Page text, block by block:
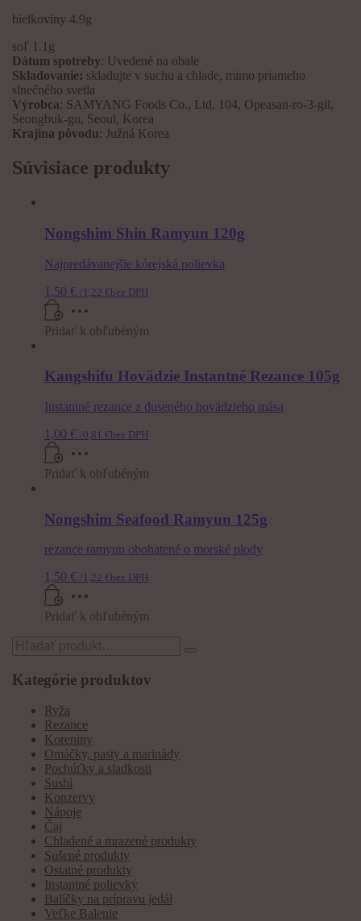
bielkoviny 4.9g
soľ 1.1g
Dátum spotreby: Uvedené na obale
Skladovanie: skladujte v suchu a chlade, mimo priameho
slnečného svetla
Výrobca: SAMYANG Foods Co., Ltd, 104, Opeasan-ro-3-gil,
Seongbuk-gu, Seoul, Korea
Krajina pôvodu: Južná Korea
Súvisiace produkty
Nongshim Shin Ramyun 120g
Najpredávanejšie kórejská polievka
1,50 € / 1,22 €bez DPH
Pridať k obľubéným
Kangshifu Hovädzie Instantné Rezance 105g
Instantné rezance z duseného hovädzieho mäsa
1,00 € /0,81 € bez DPH
Pridať k obľubéným
Nongshim Seafood Ramyun 125g
rezance ramyun obohatené o morské plody
1,50 € / 1,22 € bez DPH
Pridať k obľubéným
Kategórie produktov
Ryža
Rezance
Koreniny
Omáčky, pasty a marinády
Pochúťky a sladkosti
Sushi
Konzervy
Nápoje
Čaj
Chladené a mrazené produkty
Sušené produkty
Ostatné produkty
Instantné polievky
Balíčky na prípravu jedál
Veľke Balenie